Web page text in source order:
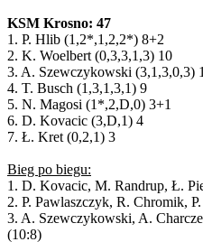
KSM Krosno: 47
1. P. Hlib (1,2*,1,2,2*) 8+2
2. K. Woelbert (0,3,3,1,3) 10
3. A. Szewczykowski (3,1,3,0,3)
4. T. Busch (1,3,1,3,1) 9
5. N. Magosi (1*,2,D,0) 3+1
6. D. Kovacic (3,D,1) 4
7. Ł. Kret (0,2,1) 3
Bieg po biegu:
1. D. Kovacic, M. Randrup, Ł.
2. P. Pawlaszczyk, R. Chromik,
3. A. Szewczykowski, A.
(10:8)